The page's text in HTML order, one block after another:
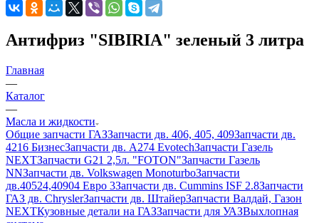
Антифриз "SIBIRIA" зеленый 3 литра
Главная
—
Каталог
—
Масла и жидкости
Общие запчасти ГАЗЗапчасти дв. 406, 405, 409Запчасти дв.
4216 БизнесЗапчасти дв. A274 EvotechЗапчасти Газель
NEXTЗапчасти G21 2,5л. "FOTON"Запчасти Газель
NNЗапчасти дв. Volkswagen MonoturboЗапчасти
дв.40524,40904 Евро 3Запчасти дв. Cummins ISF 2.8Запчасти
ГАЗ дв. ChryslerЗапчасти дв. ШтайерЗапчасти Валдай, Газон
NEXTКузовные детали на ГАЗЗапчасти для УАЗВыхлопная